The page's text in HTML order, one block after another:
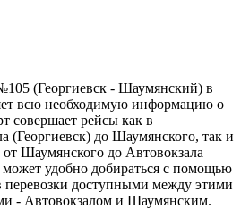
(Георгиевск - Шаумянский) в
всю необходимую информацию о
совершает рейсы как в
(Георгиевск) до Шаумянского, так и
Шаумянского до Автовокзала
может удобно добираться с помощью
доступными между этими
- Автовокзалом и Шаумянским.